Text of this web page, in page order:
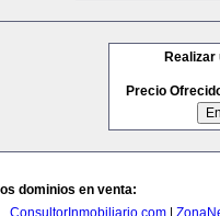
Realizar
Precio
dominios en venta:
ConsultorInmobiliario.com|